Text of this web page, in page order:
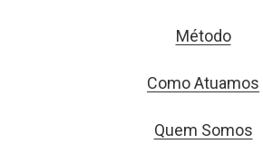
Método
Como Atuamos
Quem Somos